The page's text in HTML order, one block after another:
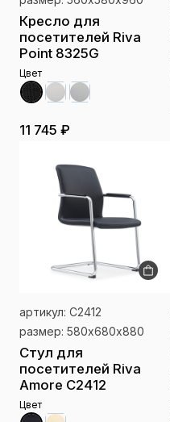
Кресло для
посетителей Riva
Point 8325G
Цвет
11 745 ₽
артикул: C2412
размер: 580х680х880
Стул для
посетителей Riva
Amore C2412
Цвет